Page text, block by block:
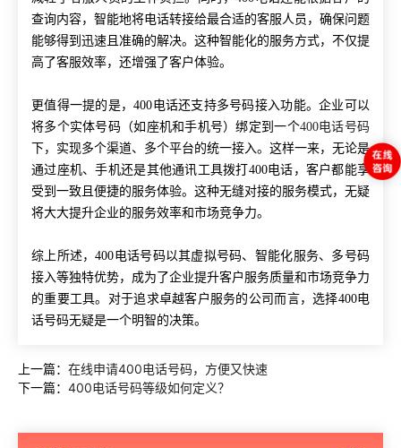
查询内容，智能地将电话转接给最合适的客服人员，确保问题
能够得到迅速且准确的解决。这种智能化的服务方式，不仅提
高了客服效率，还增强了客户体验。
更值得一提的是，400电话还支持多号码接入功能。企业可以
将多个实体号码（如座机和手机号）绑定到一个400电话号码
下，实现多个渠道、多个平台的统一接入。这样一来，无论是
通过座机、手机还是其他通讯工具拨打400电话，客户都能享
受到一致且便捷的服务体验。这种无缝对接的服务模式，无疑
将大大提升企业的服务效率和市场竞争力。
综上所述，400电话号码以其虚拟号码、智能化服务、多号码
接入等独特优势，成为了企业提升客户服务质量和市场竞争力
的重要工具。对于追求卓越客户服务的公司而言，选择400电
话号码无疑是一个明智的决策。
上一篇： 在线申请400电话号码，方便又快速
下一篇： 400电话号码等级如何定义？